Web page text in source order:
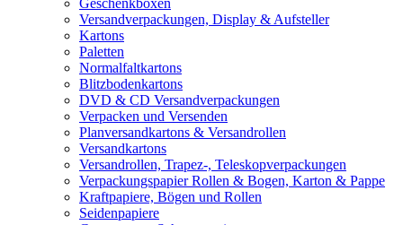
Geschenkboxen
Versandverpackungen, Display & Aufsteller
Kartons
Paletten
Normalfaltkartons
Blitzbodenkartons
DVD & CD Versandverpackungen
Verpacken und Versenden
Planversandkartons & Versandrollen
Versandkartons
Versandrollen, Trapez-, Teleskopverpackungen
Verpackungspapier Rollen & Bogen, Karton & Pappe
Kraftpapiere, Bögen und Rollen
Seidenpapiere